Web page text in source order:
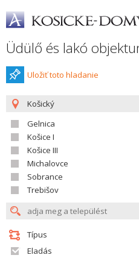
Üdülő és lakó
Uložiť toto hladanie
Košický
Gelnica
Košice I
Košice III
Michalovce
Sobrance
Trebišov
Típus
Eladás